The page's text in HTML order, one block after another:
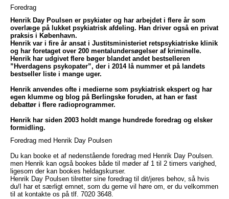
Foredrag
Henrik Day Poulsen er psykiater og har arbejdet i flere år som
overlæge på lukket psykiatrisk afdeling. Han driver også en privat
praksis i København.
Henrik var i fire år ansat i Justitsministeriet retspsykiatriske klinik
og har foretaget over 200 mentalundersøgelser af kriminelle.
Henrik har udgivet flere bøger blandet andet bestselleren
”Hverdagens psykopater”, der i 2014 lå nummer et på landets
bestseller liste i mange uger.
Henrik anvendes ofte i medierne som psykiatrisk ekspert og har
egen klumme og blog på Berlingske foruden, at han er fast
debattør i flere radioprogrammer.
Henrik har siden 2003 holdt mange hundrede foredrag og elsker
formidling.
Foredrag med Henrik Day Poulsen
Du kan booke et af nedenstående foredrag med Henrik Day Poulsen.
men Henrik kan også bookes både til møder af 1 til 2 timers varighed,
ligesom der kan bookes heldagskurser.
Henrik Day Poulsen tilretter sine foredrag til dit/jeres behov, så hvis
du/I har et særligt emnet, som du gerne vil høre om, er du velkommen
til at kontakte os på tlf. 7020 3648.